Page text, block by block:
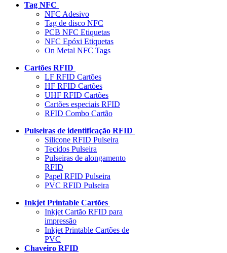
Tag NFC
NFC Adesivo
Tag de disco NFC
PCB NFC Etiquetas
NFC Epóxi Etiquetas
On Metal NFC Tags
Cartões RFID
LF RFID Cartões
HF RFID Cartões
UHF RFID Cartões
Cartões especiais RFID
RFID Combo Cartão
Pulseiras de identificação RFID
Silicone RFID Pulseira
Tecidos Pulseira
Pulseiras de alongamento
RFID
Papel RFID Pulseira
PVC RFID Pulseira
Inkjet Printable Cartões
Inkjet Cartão RFID para
impressão
Inkjet Printable Cartões de
PVC
Chaveiro RFID